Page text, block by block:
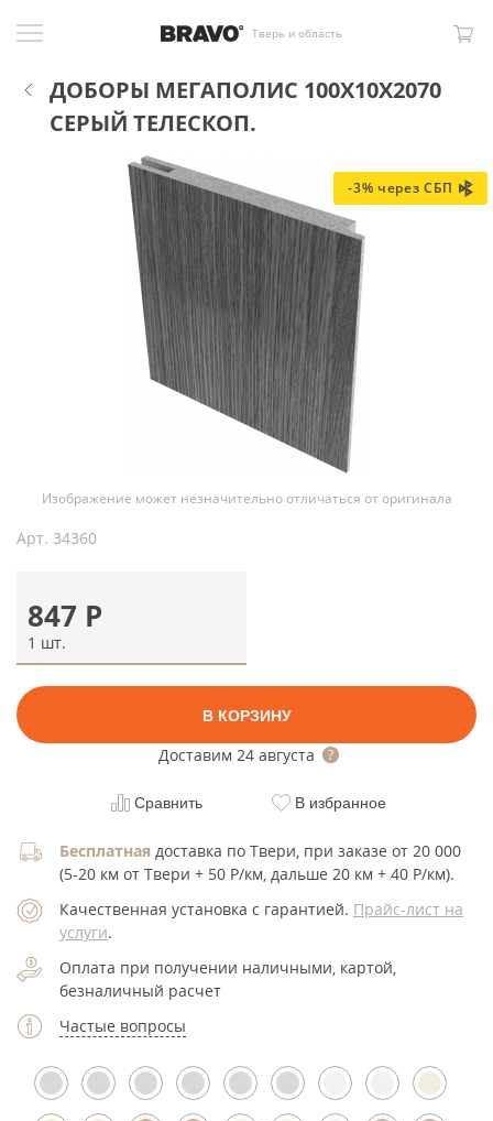
Тверь и область
ДОБОРЫ МЕГАПОЛИС 100X10X2070
СЕРЫЙ ТЕЛЕСКОП.
-3% через СБП
Изображение может незначительно отличаться от оригинала
Арт. 34360
847 Р
1 шт.
В КОРЗИНУ
Доставим 24 августа
Сравнить В избранное
Бесплатная доставка по Твери, при заказе от 20 000
(5-20 км от Твери + 50 Р/км, дальше 20 км + 40 Р/км).
Качественная установка с гарантией. Прайс-лист на
услуги.
Оплата при получении наличными, картой,
безналичный расчет
Частые вопросы